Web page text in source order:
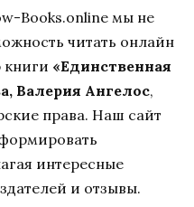
Books.online мы не
читать онлайн
книги «Единственная
Валерия Ангелос,
права. Наш сайт
интересные
и отзывы.